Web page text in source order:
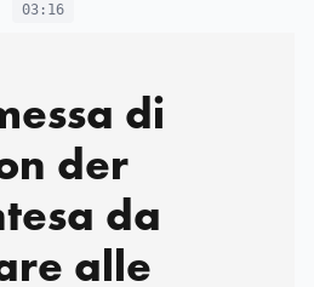
03:16
di
der
da
alle